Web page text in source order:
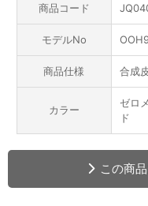
商品コード
モデルNo
商品仕様 合成
カラー
ゼロ
ド
この商